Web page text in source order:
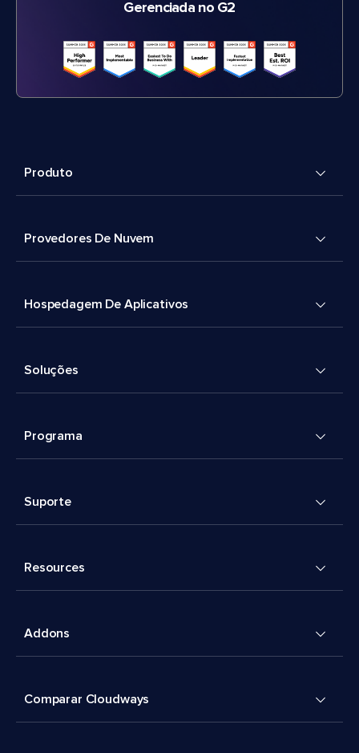
Gerenciada no G2
Produto
Provedores De Nuvem
Hospedagem De Aplicativos
Soluções
Programa
Suporte
Resources
Addons
Comparar Cloudways